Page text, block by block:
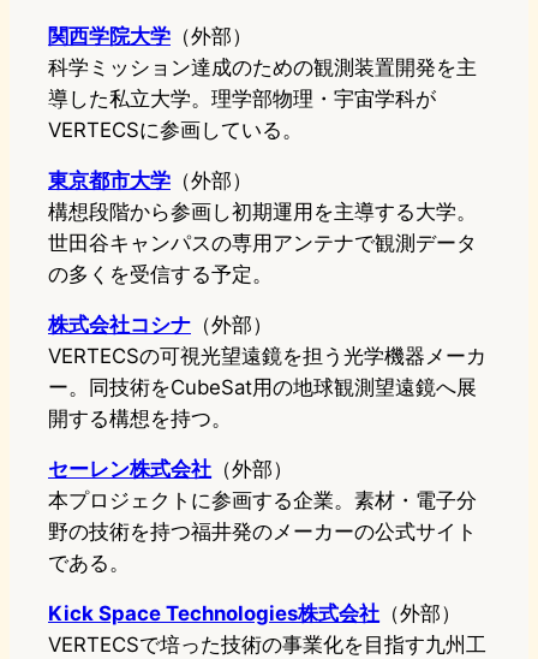
関西学院大学 （外部）
科学ミッション達成のための観測装置開発を主
導した私立大学。理学部物理・宇宙学科が
VERTECSに参画している。
東京都市大学 （外部）
構想段階から参画し初期運用を主導する大学。
世田谷キャンパスの専用アンテナで観測データ
の多くを受信する予定。
株式会社コシナ （外部）
VERTECSの可視光望遠鏡を担う光学機器メーカ
ー。同技術をCubeSat用の地球観測望遠鏡へ展
開する構想を持つ。
セーレン株式会社 （外部）
本プロジェクトに参画する企業。素材・電子分
野の技術を持つ福井発のメーカーの公式サイト
である。
Kick Space Technologies株式会社 （外部）
VERTECSで培った技術の事業化を目指す九州工